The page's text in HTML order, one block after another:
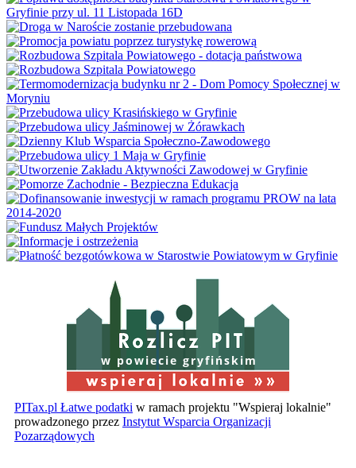
w powiecie gryfińskim
PITax.pl Łatwe podatki w ramach projektu "Wspieraj lokalnie"
prowadzonego przez Instytut Wsparcia Organizacji
Pozarządowych